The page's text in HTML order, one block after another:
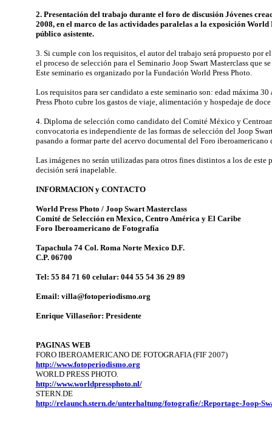
2. Presentación del trabajo durante el foro de discusión Jóvenes
2008, en el marco de las actividades paralelas a la exposición
público asistente.
3. Si cumple con los requisitos, el autor del trabajo será propuesto
el proceso de selección para el Seminario Joop Swart Masterclass que
Este seminario es organizado por la Fundación World Press Photo.
Los requisitos para ser candidato a este seminario son: edad máxima
Press Photo cubre los gastos de viaje, alimentación y hospedaje de
4. Diploma de selección como candidato del Comité México y
convocatoria es independiente de las formas de selección del Joop
pasando a formar parte del acervo documental del Foro iberoamericano
Las imágenes no serán utilizadas para otros fines distintos a los de
decisión será inapelable.
INFORMACION y CONTACTO
World Press Photo / Joop Swart Masterclass
Comité de Selección en Mexico, Centro América y El Caribe
Foro Iberoamericano de Fotografía
Tapachula 74 Col. Roma Norte Mexico D.F.
C.P. 06700
Tel: 55 84 71 60 celular: 044 55 54 36 29 89
Email: villa@fotoperiodismo.org
Enrique Villaseñor: Presidente
PAGINAS WEB
FORO IBEROAMERICANO DE FOTOGRAFIA (FIF 2007)
http://www.fotoperiodismo.org
WORLD PRESS PHOTO.
http://www.worldpressphoto.nl/
STERN.DE
http://relaunch.stern.de/unterhaltung/fotografie/:Reportage-Joop-